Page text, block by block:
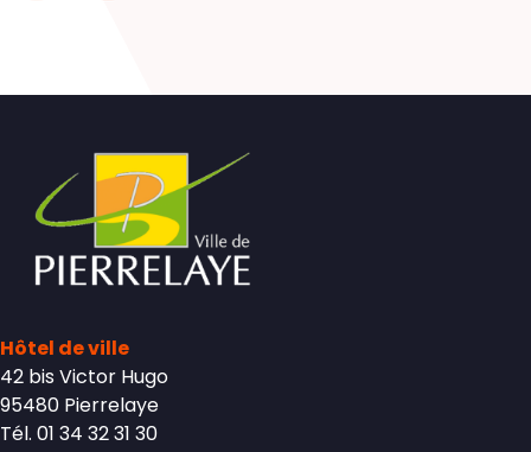
Hôtel de ville
42 bis Victor Hugo
95480 Pierrelaye
Tél. 01 34 32 31 30